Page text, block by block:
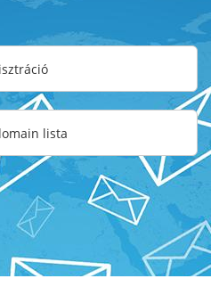
lista